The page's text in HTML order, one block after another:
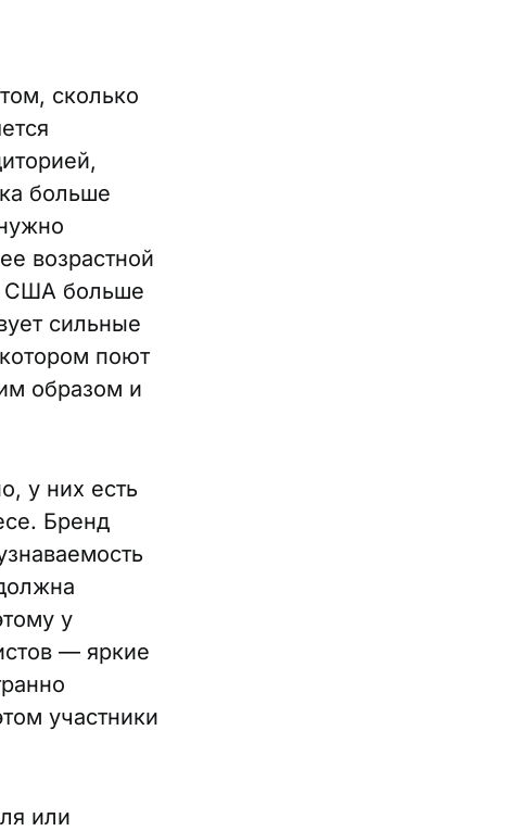
сколько
больше
возрастной
США больше
сильные
поют
образом и
у них есть
Бренд
у
— яркие
участники
или